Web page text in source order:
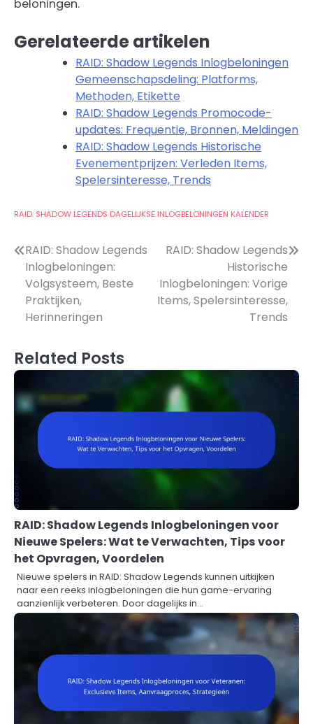
beloningen.
Gerelateerde artikelen
RAID: Shadow Legends Inlogbeloningen
Gemeenschapsdeling: Platforms,
Methoden, Etikette
RAID: Shadow Legends Promocode-
updates: Frequentie, Bronnen, Meldingen
RAID: Shadow Legends Historische
Evenementprijzen: Verleden Items,
Spelersinteresse, Trends
RAID: SHADOW LEGENDS DAGELIJKSE INLOGBELONINGEN KALENDER
Post
navigation
RAID: Shadow Legends
Inlogbeloningen:
Volgsysteem, Beste
Praktijken,
Herinneringen
RAID: Shadow Legends
Historische
Inlogbeloningen: Vorige
Items, Spelersinteresse,
Trends
Related Posts
RAID: Shadow Legends Inlogbeloningen voor
Nieuwe Spelers: Wat te Verwachten, Tips voor
het Opvragen, Voordelen
Nieuwe spelers in RAID: Shadow Legends kunnen uitkijken
naar een reeks inlogbeloningen die hun game-ervaring
aanzienlijk verbeteren. Door dagelijks in…